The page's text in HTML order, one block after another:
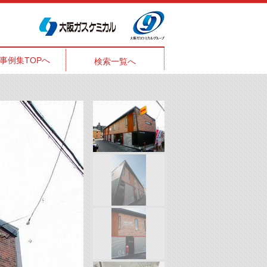
例集TOPへ 検索一覧へ